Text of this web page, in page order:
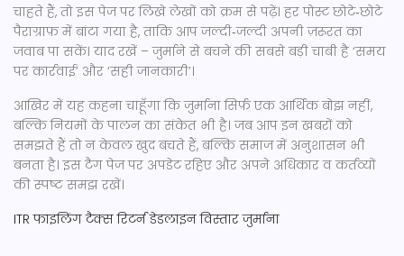
चाहते हैं, तो इस पेज पर लिखे लेखों को क्रम से पढ़ें। हर पोस्ट छोटे‑छोटे
पैराग्राफ़ में बांटा गया है, ताकि आप जल्दी‑जल्दी अपनी ज़रूरत का
जवाब पा सकें। याद रखें – जुर्माने से बचने की सबसे बड़ी चाबी है ‘समय
पर कार्रवाई’ और ‘सही जानकारी’।
आखिर में यह कहना चाहूँगा कि जुर्माना सिर्फ़ एक आर्थिक बोझ नहीं,
बल्कि नियमों के पालन का संकेत भी है। जब आप इन खबरों को
समझते हैं तो न केवल खुद बचते हैं, बल्कि समाज में अनुशासन भी
बनता है। इस टैग पेज पर अपडेट रहिए और अपने अधिकार व कर्तव्यों
की स्पष्ट समझ रखें।
ITR फाइलिंग टैक्स रिटर्न डेडलाइन विस्तार जुर्माना